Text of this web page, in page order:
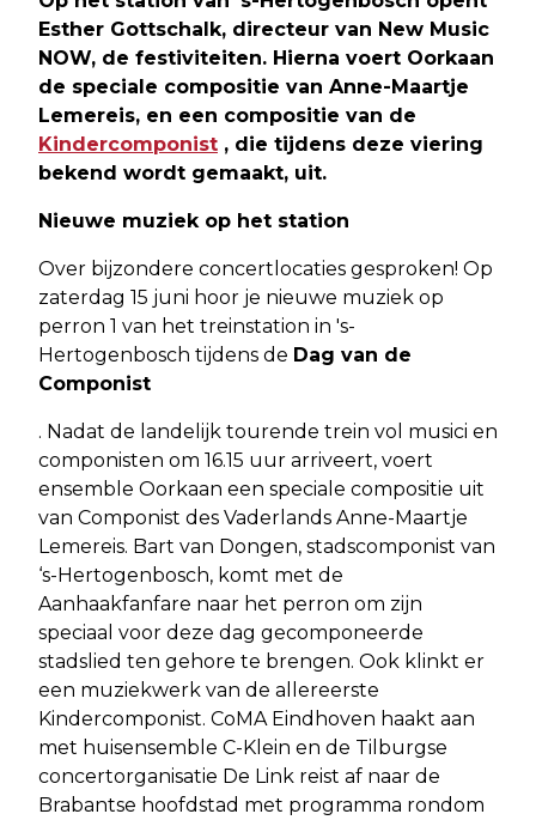
Esther Gottschalk, directeur van New Music
NOW, de festiviteiten. Hierna voert Oorkaan
de speciale compositie van Anne-Maartje
Lemereis, en een compositie van de
Kindercomponist , die tijdens deze viering
bekend wordt gemaakt, uit.
Nieuwe muziek op het station
Over bijzondere concertlocaties gesproken! Op
zaterdag 15 juni hoor je nieuwe muziek op
perron 1 van het treinstation in 's-
Hertogenbosch tijdens de Dag van de
Componist
. Nadat de landelijk tourende trein vol musici en
componisten om 16.15 uur arriveert, voert
ensemble Oorkaan een speciale compositie uit
van Componist des Vaderlands Anne-Maartje
Lemereis. Bart van Dongen, stadscomponist van
‘s-Hertogenbosch, komt met de
Aanhaakfanfare naar het perron om zijn
speciaal voor deze dag gecomponeerde
stadslied ten gehore te brengen. Ook klinkt er
een muziekwerk van de allereerste
Kindercomponist. CoMA Eindhoven haakt aan
met huisensemble C-Klein en de Tilburgse
concertorganisatie De Link reist af naar de
Brabantse hoofdstad met programma rondom